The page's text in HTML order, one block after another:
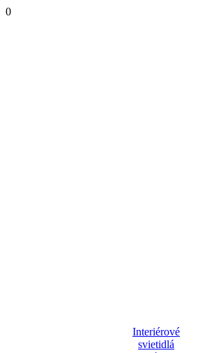
0
Interiérové
svietidlá